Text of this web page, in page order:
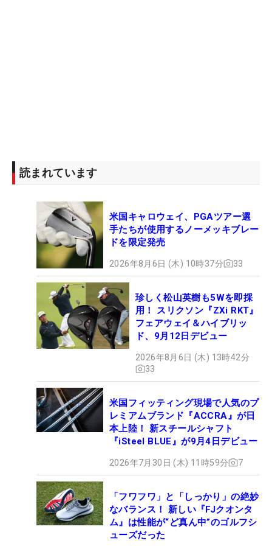
読まれています
米国キャロウェイ、PGAツアー選
手たちが使用するノーメッキブレー
ドを限定発売
2026年8月6日 (木) 10時37分 33
珍しく松山英樹も5Wを即採
用！ スリクソン『ZXi RKT』
フェアウェイ＆ハイブリッ
ド、9月12日デビュー
2026年8月6日 (木) 13時42分
33
米国フィッティング現場で人気のプ
レミアムブランド『ACCRA』が日
本上陸！ 新スチールシャフト
『iSteel BLUE』が9月4日デビュー
2026年7月30日 (木) 11時59分 7
「フワフワ」と「しっかり」の絶妙
なバランス！ 新しい『FJクオンタ
ム』は性能が“ど真ん中”のゴルフシ
ューズだった